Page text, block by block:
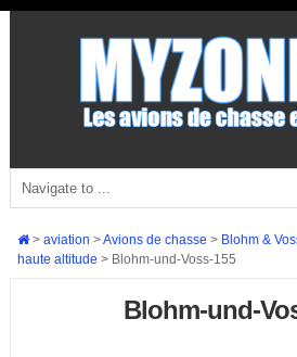
> aviation >Avions de chasse > Blohm &
haute altitude > Blohm-und-Voss-155
Blohm-und-